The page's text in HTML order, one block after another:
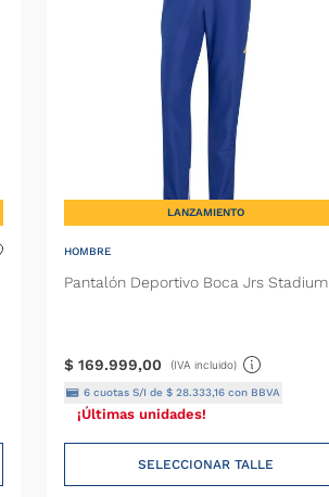
LANZAMIENTO
HOMBRE
Pantalón Deportivo Boca Jrs Stadium
$ 169.999,00 (IVA incluido)
6cuotas S/I de $ 28.333,16con BBVA
¡Últimas unidades!
SELECCIONAR TALLE